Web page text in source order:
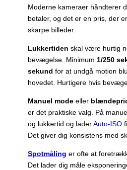
Moderne kameraer håndterer
betaler, og det er en pris, der
skarpe billeder.
Lukkertiden skal være hurtig
bevægelse. Minimum 1/250
sekund for at undgå motion
hovedet. Hurtigere hvis
Manuel mode eller
er det praktiske valg. På
og lukkertid og laderAuto-ISO
Det giver dig konsistens med
Spotmåling er ofte at
Det lader dig måle